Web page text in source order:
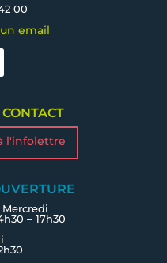
00
email
l'infolettre
– 17h30